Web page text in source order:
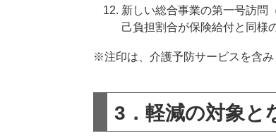
新しい総合事業の第一号訪問
己負担割合が保険給付と同様
※注印は、介護予防サービスを含み
3．軽減の対象と